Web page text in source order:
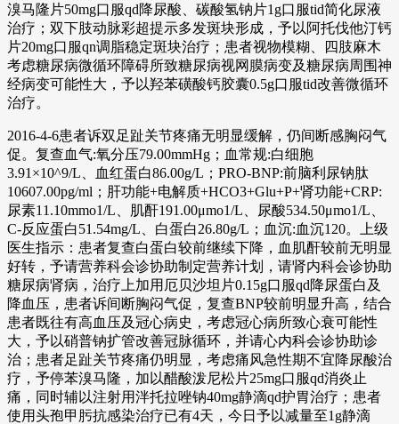
溴马隆片50mg口服qd降尿酸、碳酸氢钠片1g口服tid简化尿液
治疗；双下肢动脉彩超提示多发斑块形成，予以阿托伐他汀钙
片20mg口服qn调脂稳定斑块治疗；患者视物模糊、四肢麻木
考虑糖尿病微循环障碍所致糖尿病视网膜病变及糖尿病周围神
经病变可能性大，予以羟苯磺酸钙胶囊0.5g口服tid改善微循环
治疗。
2016-4-6患者诉双足趾关节疼痛无明显缓解，仍间断感胸闷气
促。复查血气:氧分压79.00mmHg；血常规:白细胞
3.91×10^9/L、血红蛋白86.00g/L；PRO-BNP:前脑利尿钠肽
10607.00pg/ml；肝功能+电解质+HCO3+Glu+P+肾功能+CRP:
尿素11.10mmo1/L、肌酐191.00μmo1/L、尿酸534.50μmo1/L、
C-反应蛋白51.54mg/L、白蛋白26.80g/L；血沉:血沉120。上级
医生指示：患者复查白蛋白较前继续下降，血肌酐较前无明显
好转，予请营养科会诊协助制定营养计划，请肾内科会诊协助
糖尿病肾病，治疗上加用厄贝沙坦片0.15g口服qd降尿蛋白及
降血压，患者诉间断胸闷气促，复查BNP较前明显升高，结合
患者既往有高血压及冠心病史，考虑冠心病所致心衰可能性
大，予以硝普钠扩管改善冠脉循环，并请心内科会诊协助诊
治；患者足趾关节疼痛仍明显，考虑痛风急性期不宜降尿酸治
疗，予停苯溴马隆，加以醋酸泼尼松片25mg口服qd消炎止
痛，同时辅以注射用泮托拉唑钠40mg静滴qd护胃治疗；患者
使用头孢甲肟抗感染治疗已有4天，今日予以减量至1g静滴